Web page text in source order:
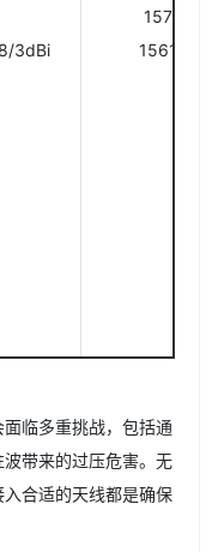
3dBi
临多重挑战，包括通
带来的过压危害。无
合适的天线都是确保